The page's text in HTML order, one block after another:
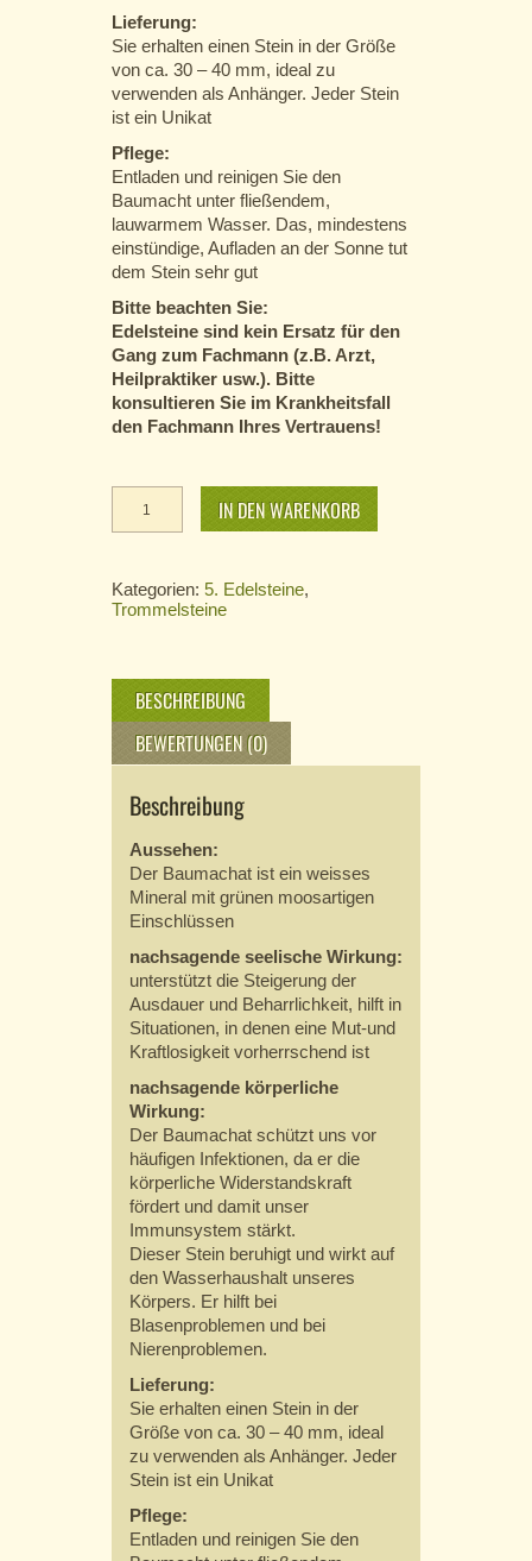
Lieferung:
Sie erhalten einen Stein in der Größe
von ca. 30 – 40 mm, ideal zu
verwenden als Anhänger. Jeder Stein
ist ein Unikat
Pflege:
Entladen und reinigen Sie den
Baumacht unter fließendem,
lauwarmem Wasser. Das, mindestens
einstündige, Aufladen an der Sonne tut
dem Stein sehr gut
Bitte beachten Sie:
Edelsteine sind kein Ersatz für den
Gang zum Fachmann (z.B. Arzt,
Heilpraktiker usw.). Bitte
konsultieren Sie im Krankheitsfall
den Fachmann Ihres Vertrauens!
gebohrt
IN DEN WARENKORB
Kategorien: 5. Edelsteine,
Trommelsteine
BESCHREIBUNG
BEWERTUNGEN (0)
Beschreibung
Aussehen:
Der Baumachat ist ein weisses
Mineral mit grünen moosartigen
Einschlüssen
nachsagende seelische Wirkung:
unterstützt die Steigerung der
Ausdauer und Beharrlichkeit, hilft in
Situationen, in denen eine Mut-und
Kraftlosigkeit vorherrschend ist
nachsagende körperliche
Wirkung:
Der Baumachat schützt uns vor
häufigen Infektionen, da er die
körperliche Widerstandskraft
fördert und damit unser
Immunsystem stärkt.
Dieser Stein beruhigt und wirkt auf
den Wasserhaushalt unseres
Körpers. Er hilft bei
Blasenproblemen und bei
Nierenproblemen.
Lieferung:
Sie erhalten einen Stein in der
Größe von ca. 30 – 40 mm, ideal
zu verwenden als Anhänger. Jeder
Stein ist ein Unikat
Pflege:
Entladen und reinigen Sie den